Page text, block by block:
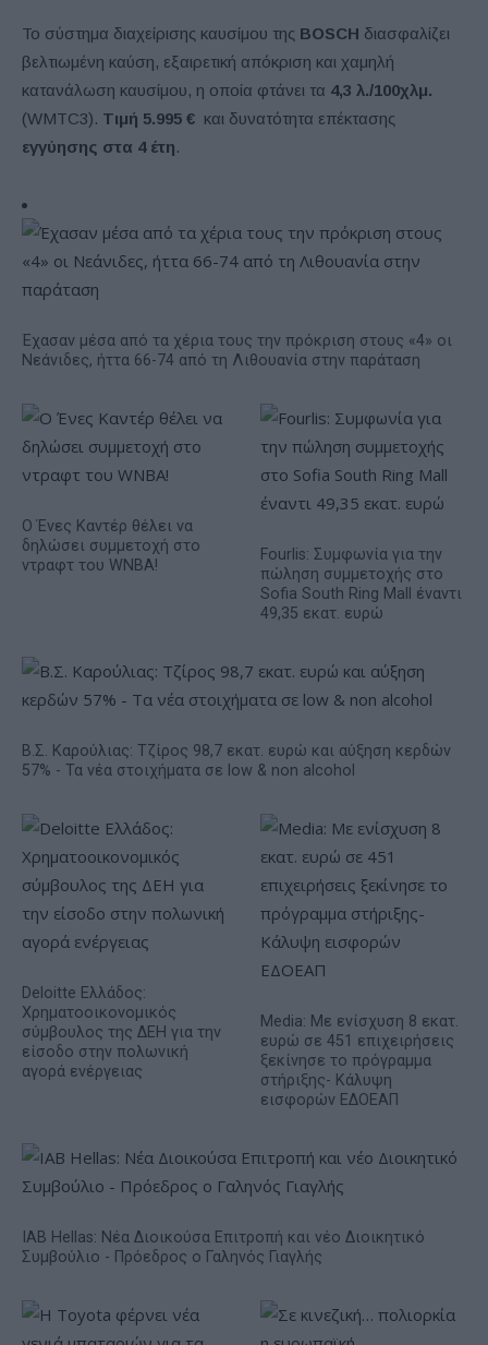
Το σύστημα διαχείρισης καυσίμου της BOSCH διασφαλίζει
βελτιωμένη καύση, εξαιρετική απόκριση και χαμηλή
κατανάλωση καυσίμου, η οποία φτάνει τα 4,3 λ./100χλμ.
(WMTC3). Τιμή 5.995 € και δυνατότητα επέκτασης
εγγύησης στα 4 έτη.
Έχασαν μέσα από τα χέρια τους την πρόκριση στους «4» οι
Νεάνιδες, ήττα 66-74 από τη Λιθουανία στην παράταση
Ο Ένες Καντέρ θέλει να
δηλώσει συμμετοχή στο
ντραφτ του WNBA!
Fourlis: Συμφωνία για την
πώληση συμμετοχής στο
Sofia South Ring Mall έναντι
49,35 εκατ. ευρώ
Β.Σ. Καρούλιας: Τζίρος 98,7 εκατ. ευρώ και αύξηση κερδών
57% - Τα νέα στοιχήματα σε low & non alcohol
Deloitte Ελλάδος:
Χρηματοοικονομικός
σύμβουλος της ΔΕΗ για την
είσοδο στην πολωνική
αγορά ενέργειας
Media: Με ενίσχυση 8 εκατ.
ευρώ σε 451 επιχειρήσεις
ξεκίνησε το πρόγραμμα
στήριξης- Κάλυψη
εισφορών ΕΔΟΕΑΠ
IAB Hellas: Νέα Διοικούσα Επιτροπή και νέο Διοικητικό
Συμβούλιο - Πρόεδρος ο Γαληνός Γιαγλής